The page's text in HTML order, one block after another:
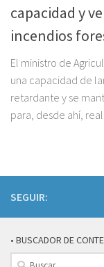
capacidad y
incendios
El ministro de
una capacidad de
retardante y se
para, desde ahí,
SEGUIR:
• BUSCADOR DE
Buscar: